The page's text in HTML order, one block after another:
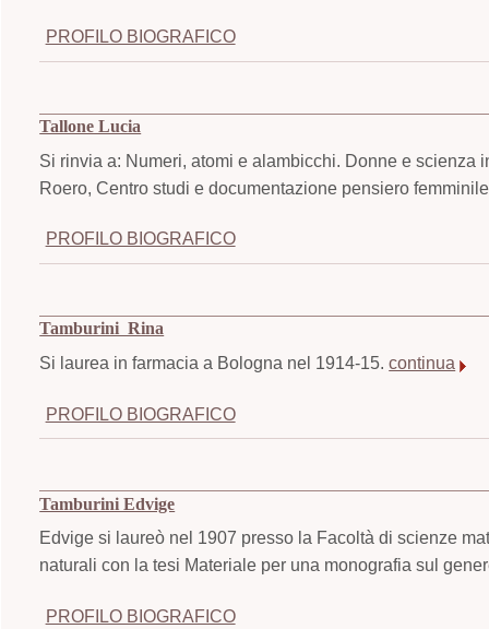
PROFILO BIOGRAFICO
Tallone Lucia
Si rinvia a: Numeri, atomi e alambicchi. Donne e scienza
Roero, Centro studi e documentazione pensiero
PROFILO BIOGRAFICO
Tamburini Rina
Si laurea in farmacia a Bologna nel 1914-15.continua
PROFILO BIOGRAFICO
Tamburini Edvige
Edvige si laureò nel 1907 presso la Facoltà di scienze
naturali con la tesi Materiale per una monografia sul
PROFILO BIOGRAFICO